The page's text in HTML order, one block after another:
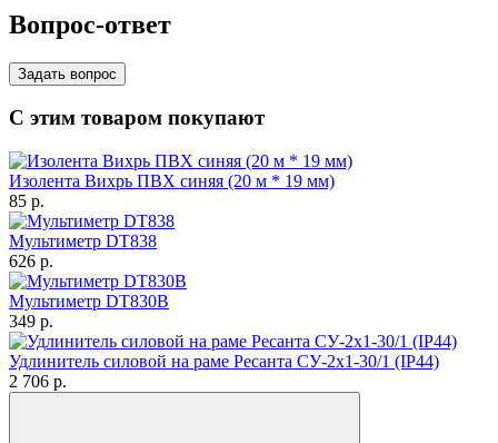
Вопрос-ответ
Задать вопрос
С этим товаром покупают
Изолента Вихрь ПВХ синяя (20 м * 19 мм)
85 p.
Мультиметр DT838
626 p.
Мультиметр DT830B
349 p.
Удлинитель силовой на раме Ресанта СУ-2х1-30/1 (IP44)
2 706 p.